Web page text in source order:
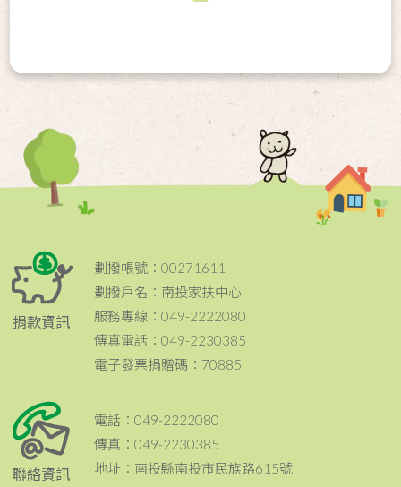
捐款資訊
劃撥帳號：00271611
劃撥戶名：南投家扶中心
服務專線：049-2222080
傳真電話：049-2230385
電子發票捐贈碼：70885
聯絡資訊
電話：049-2222080
傳真：049-2230385
地址：南投縣南投市民族路615號